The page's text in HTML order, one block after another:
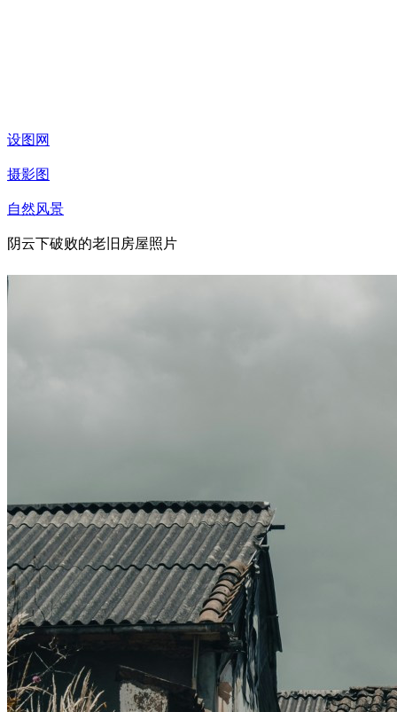
设图网
摄影图
自然风景
阴云下破败的老旧房屋照片